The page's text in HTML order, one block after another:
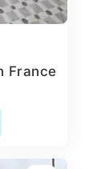
France